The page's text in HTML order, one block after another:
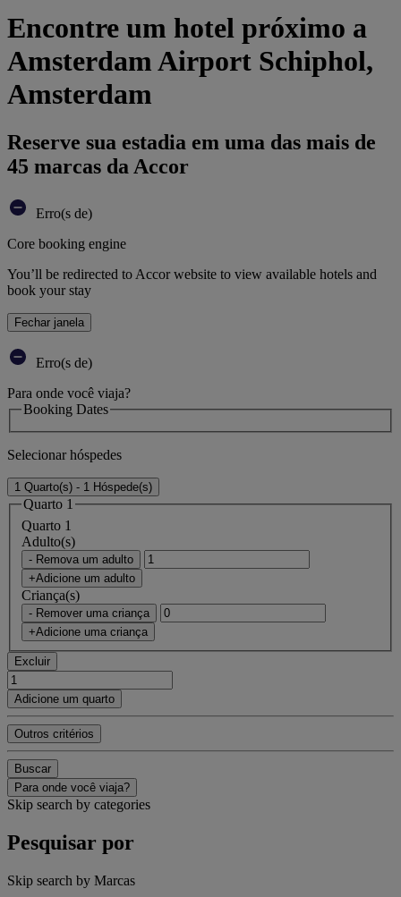
Encontre um hotel próximo a
Amsterdam Airport Schiphol,
Amsterdam
Reserve sua estadia em uma das mais de
45 marcas da Accor
Erro(s de)
Core booking engine
You’ll be redirected to Accor website to view available hotels and
book your stay
Fechar janela
Erro(s de)
Para onde você viaja?
Booking Dates
Selecionar hóspedes
1 Quarto(s) - 1 Hóspede(s)
Quarto 1
Quarto 1
Adulto(s)
- Remova um adulto
+Adicione um adulto
Criança(s)
- Remover uma criança
+Adicione uma criança
Excluir
Adicione um quarto
Outros critérios
Buscar
Para onde você viaja?
Skip search by categories
Pesquisar por
Skip search by Marcas